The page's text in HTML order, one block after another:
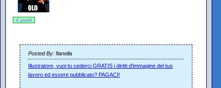
4 punti
Posted By: flanella
Illustratore, vuoi tu cederci GRATIS i diritti d'immagine del tuo
lavoro ed essere pubblicato? PAGACI!